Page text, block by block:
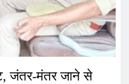
जंतर-मंतर जाने से